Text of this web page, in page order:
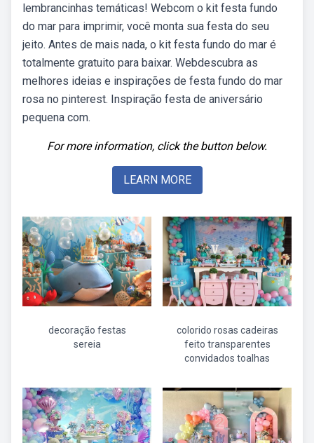
lembrancinhas temáticas! Webcom o kit festa fundo
do mar para imprimir, você monta sua festa do seu
jeito. Antes de mais nada, o kit festa fundo do mar é
totalmente gratuito para baixar. Webdescubra as
melhores ideias e inspirações de festa fundo do mar
rosa no pinterest. Inspiração festa de aniversário
pequena com.
For more information, click the button below.
LEARN MORE
decoração festas
sereia
colorido rosas cadeiras
feito transparentes
convidados toalhas